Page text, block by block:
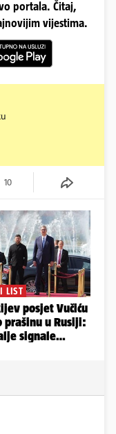
portala. Čitaj,
vijestima.
10